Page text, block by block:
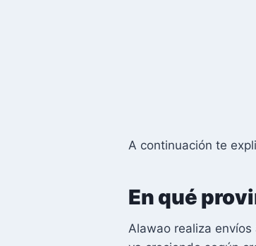
A continuación te
En qué
Alawao realiza